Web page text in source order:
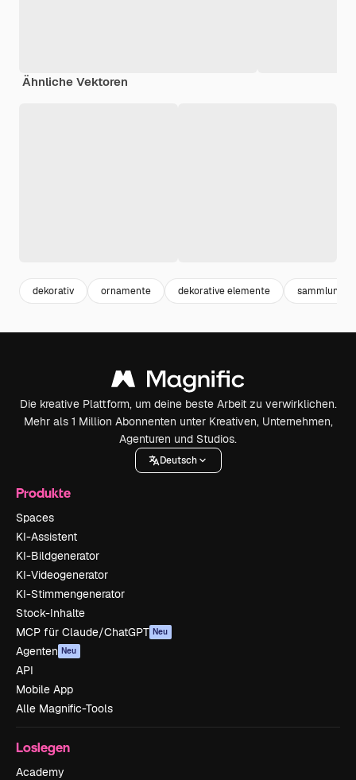
Ähnliche Vektoren
dekorativ ornamente dekorative elemente sammlung
Die kreative Plattform, um deine beste Arbeit zu verwirklichen.
Mehr als 1 Million Abonnenten unter Kreativen, Unternehmen,
Agenturen und Studios.
Deutsch
Produkte
Spaces
KI-Assistent
KI-Bildgenerator
KI-Videogenerator
KI-Stimmengenerator
Stock-Inhalte
MCP für Claude/ChatGPT Neu
Agenten Neu
API
Mobile App
Alle Magnific-Tools
Loslegen
Academy